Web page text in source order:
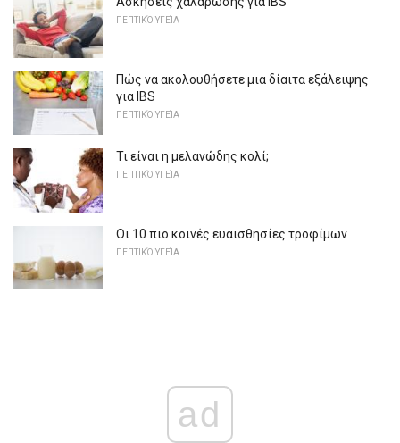
ΠΕΠΤΙΚΌ ΥΓΕΊΑ
Πώς να ακολουθήσετε μια δίαιτα εξάλειψης
για IBS
ΠΕΠΤΙΚΌ ΥΓΕΊΑ
Τι είναι η μελανώδης κολί;
ΠΕΠΤΙΚΌ ΥΓΕΊΑ
Οι 10 πιο κοινές ευαισθησίες τροφίμων
ΠΕΠΤΙΚΌ ΥΓΕΊΑ
ad